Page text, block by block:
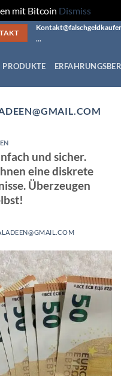
mit Bitcoin Dismiss
...
PRODUKTE
und sicher.
eine diskrete
Überzeugen